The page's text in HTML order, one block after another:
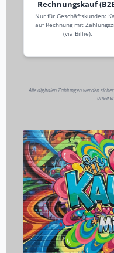
Rechnungskauf
Nur für Geschäftskunden:
auf Rechnung mit
(via Billie).
Alle digitalen Zahlungen werden